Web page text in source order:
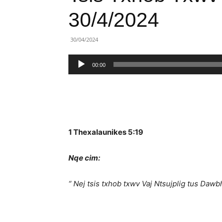
Việt
30/4/2024
30/04/2024
Trình
phát
00:00
1 Thexalaunikes 5:19
Nqe cim:
“ Nej tsis txhob txwv Vaj Ntsujplig tus